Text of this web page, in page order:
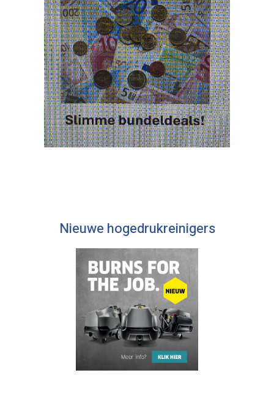
Nieuwe hogedrukreinigers